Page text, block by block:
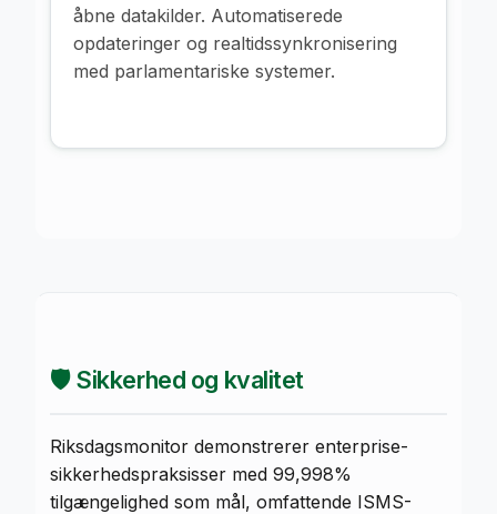
åbne datakilder. Automatiserede
opdateringer og realtidssynkronisering
med parlamentariske systemer.
🛡️ Sikkerhed og kvalitet
Riksdagsmonitor demonstrerer enterprise-
sikkerhedspraksisser med 99,998%
tilgængelighed som mål, omfattende ISMS-